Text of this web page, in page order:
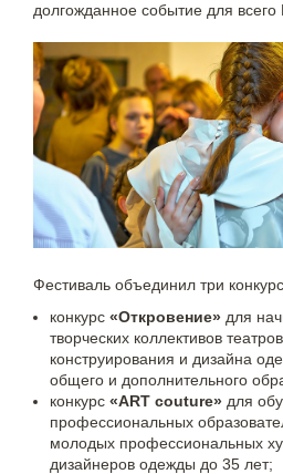
долгожданное событие для всего
Фестиваль объединил три
конкурс «Откровение» для
творческих коллективов
конструирования и дизайна
общего и дополнительного
конкурс «ART couture» для
профессиональных
молодых профессиональных
дизайнеров одежды до 35 лет;